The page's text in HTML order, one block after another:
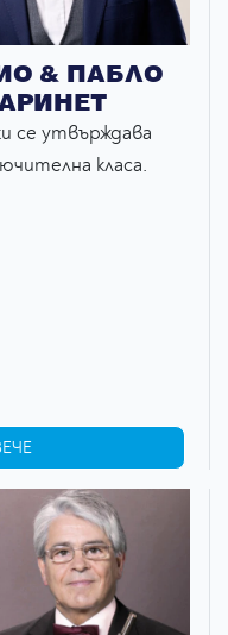
& ПАБЛО
се утвърждава
класа.